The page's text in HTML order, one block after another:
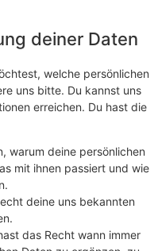
deiner Daten
welche persönlichen
uns bitte. Du kannst uns
erreichen. Du hast die
warum deine persönlichen
mit ihnen passiert und wie
deine uns bekannten
das Recht wann immer